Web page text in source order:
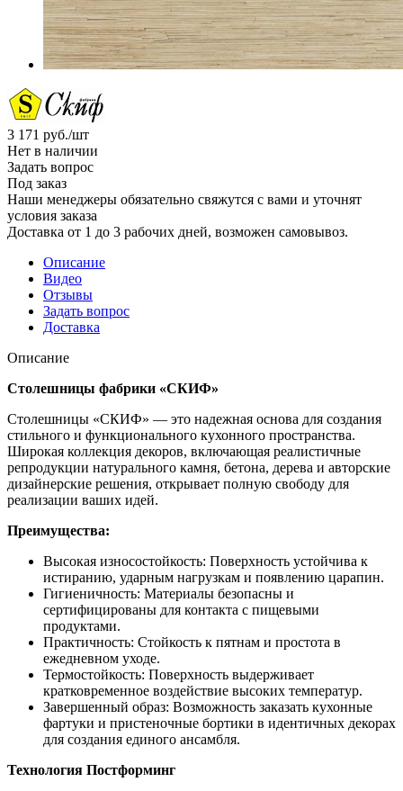
3 171 руб./шт
Нет в наличии
Задать вопрос
Под заказ
Наши менеджеры обязательно свяжутся с вами и уточнят
условия заказа
Доставка от 1 до 3 рабочих дней, возможен самовывоз.
Описание
Видео
Отзывы
Задать вопрос
Доставка
Описание
Столешницы фабрики «СКИФ»
Столешницы «СКИФ» — это надежная основа для создания
стильного и функционального кухонного пространства.
Широкая коллекция декоров, включающая реалистичные
репродукции натурального камня, бетона, дерева и авторские
дизайнерские решения, открывает полную свободу для
реализации ваших идей.
Преимущества:
Высокая износостойкость: Поверхность устойчива к
истиранию, ударным нагрузкам и появлению царапин.
Гигиеничность: Материалы безопасны и
сертифицированы для контакта с пищевыми
продуктами.
Практичность: Стойкость к пятнам и простота в
ежедневном уходе.
Термостойкость: Поверхность выдерживает
кратковременное воздействие высоких температур.
Завершенный образ: Возможность заказать кухонные
фартуки и пристеночные бортики в идентичных декорах
для создания единого ансамбля.
Технология Постформинг